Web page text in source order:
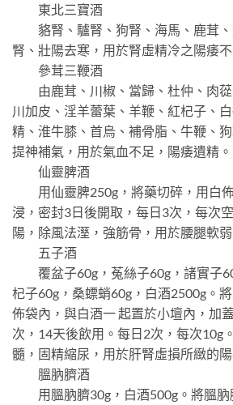
東北三寶酒
貉腎、驢腎、狗腎、海馬、鹿茸、
腎、壯陽去寒，用於腎虛精冷之陽痿不
參茸三鞭酒
由鹿茸、川椒、當歸、杜仲、肉蓯
川加皮、淫羊蕾葉、羊鞭、紅杞子、
精、淮牛膝、首烏、補骨脂、牛鞭、
提神補氣，用於氣血不足，陽痿遺精。
仙靈脾酒
用仙靈脾250g，將藥切碎，用白
浸，密封3日後開取，每日3次，每次
陽，除風法溼，強筋骨，用於腰腿軟
五子酒
覆盆子60g，菟絲子60g，諸實子
杞子60g，桑螵蛸60g，白酒2500g。
佈袋內，與白酒一 起置於小壇內，加
次，14天後飲用。每日2次，每次10g
髓，固精縮尿，用於肝腎虛損所緻的
膃肭臍酒
用膃肭臍30g，白酒500g。將膃肭